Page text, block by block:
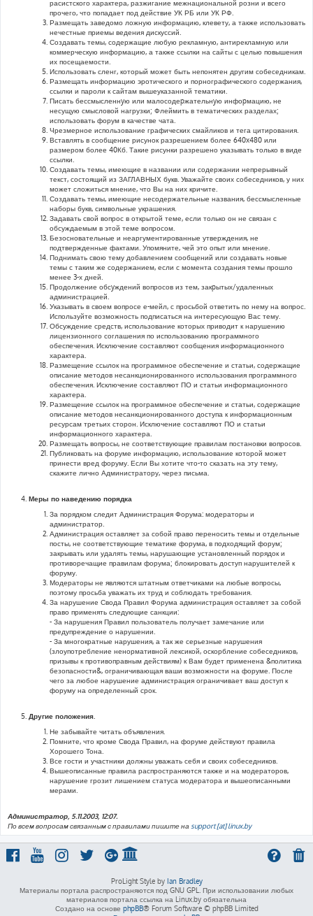
расистского характера, разжигание межнациональной розни и всего
прочего, что попадает под действие УК РБ или УК РФ.
Размещать заведомо ложную информацию, клевету, а также использовать
нечестные приемы ведения дискуссий.
Создавать темы, содержащие любую рекламную, антирекламную или
коммерческую информацию, а также ссылки на сайты с целью повышения
их посещаемости.
Использовать сленг, который может быть непонятен другим собеседникам.
Размещать информацию эротического и порнографического содержания,
ссылки и пароли к сайтам вышеуказанной тематики.
Писать бессмысленнyю или малосодеpжательнyю инфоpмацию, не
несущую смысловой нагрузки; Флеймить в тематических разделах;
использовать форум в качестве чата.
Чрезмерное использование графических смайликов и тега цитирования.
Вставлять в сообщение рисунок разрешением более 640x480 или
размером более 40Кб. Такие рисунки разрешено указывать только в виде
ссылки.
Создавать темы, имеющие в названии или содержании непрерывный
текст, состоящий из ЗАГЛАВНЫХ букв. Уважайте своих собеседников, у них
может сложиться мнение, что Вы на них кричите.
Создавать темы, имеющие несодержательные названия, бессмысленные
наборы букв, символьные украшения.
Задавать свой вопрос в открытой теме, если только он не связан с
обсуждаемым в этой теме вопросом.
Безосновательные и неаргументированные утверждения, не
подтвержденные фактами. Упомяните, чей это опыт или мнение.
Поднимать свою тему добавлением сообщений или создавать новые
темы с таким же содержанием, если с момента создания темы прошло
менее 3-х дней.
Продолжение обсyждений вопросов из тем, закpытых/удаленных
администрацией.
Указывать в своем вопросе е-мейл, с просьбой ответить по нему на вопрос.
Используйте возможность подписаться на интересующую Вас тему.
Обсуждение средств, использование которых приводит к нарушению
лицензионного соглашения по использованию программного
обеспечения. Исключение составляют сообщения информационного
характера.
Размещение ссылок на программное обеспечение и статьи, содержащие
описание методов несанкционированного использования программного
обеспечения. Исключение составляют ПО и статьи информационного
характера.
Размещение ссылок на программное обеспечение и статьи, содержащие
описание методов несанкционированного доступа к информационным
ресурсам третьих сторон. Исключение составляют ПО и статьи
информационного характера.
Размещать вопросы, не соответствующие правилам постановки вопросов.
Публиковать на форуме информацию, использование которой может
принести вред форуму. Если Вы хотите что-то сказать на эту тему,
скажите лично Администратору, через письма.
Меры по наведению порядка
За порядком следит Администрация Форума: модераторы и
администратор.
Администрация оставляет за собой право переносить темы и отдельные
посты, не соответствующие тематике форума, в подходящий форум;
закрывать или удалять темы, нарушающие установленный порядок и
противоречащие правилам форума; блокировать доступ нарушителей к
форуму.
Модераторы не являются штатным ответчиками на любые вопросы,
поэтому просьба уважать их труд и соблюдать требования.
За нарушение Свода Правил Форума администрация оставляет за собой
право применять следующие санкции:
- За нарушения Правил пользователь получает замечание или
предупреждение о нарушении.
- За многократные нарушения, а так же серьезные нарушения
(злоупотребление ненормативной лексикой, оскорбление собеседников,
призывы к противоправным действиям) к Вам будет применена &политика
безопасности&, ограничивающая ваши возможности на форуме. После
чего за любое нарушение администрация ограничивает ваш доступ к
форуму на определенный срок.
Другие положения.
Не забывайте читать объявления.
Помните, что кроме Свода Правил, на форуме действуют правила
Хорошего Тона.
Все гости и участники должны уважать себя и своих собеседников.
Вышеописанные правила распространяются также и на модераторов,
нарушение грозит лишением статуса модератора и вышеописанными
мерами.
Администратор, 5.11.2003, 12:07.
По всем вопросам связанным с правилами пишите на support [at] linux.by
ProLight Style by Ian Bradley
Материалы портала распространяются под GNU GPL. При использовании любых
материалов портала ссылка на Linux.by обязательна
Создано на основе phpBB® Forum Software © phpBB Limited